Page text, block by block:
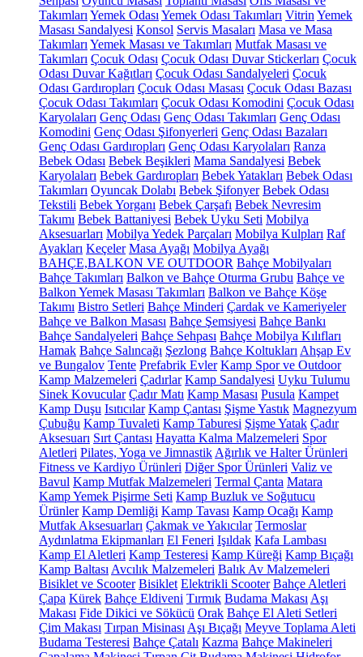
Takımları Yemek Odası Yemek Odası Takımları Vitrin Yemek
Masası Sandalyesi Konsol Servis Masaları Masa ve Masa
Takımları Yemek Masası ve Takımları Mutfak Masası ve
Takımları Çocuk Odası Çocuk Odası Duvar Stickerları Çocuk
Odası Duvar Kağıtları Çocuk Odası Sandalyeleri Çocuk
Odası Gardıropları Çocuk Odası Masası Çocuk Odası Bazası
Çocuk Odası Takımları Çocuk Odası Komodini Çocuk Odası
Karyolaları Genç Odası Genç Odası Takımları Genç Odası
Komodini Genç Odası Şifonyerleri Genç Odası Bazaları
Genç Odası Gardıropları Genç Odası Karyolaları Ranza
Bebek Odası Bebek Beşikleri Mama Sandalyesi Bebek
Karyolaları Bebek Gardıropları Bebek Yatakları Bebek Odası
Takımları Oyuncak Dolabı Bebek Şifonyer Bebek Odası
Tekstili Bebek Yorganı Bebek Çarşafı Bebek Nevresim
Takımı Bebek Battaniyesi Bebek Uyku Seti Mobilya
Aksesuarları Mobilya Yedek Parçaları Mobilya Kulpları Raf
Ayakları Keçeler Masa Ayağı Mobilya Ayağı
BAHÇE,BALKON VE OUTDOOR Bahçe Mobilyaları
Bahçe Takımları Balkon ve Bahçe Oturma Grubu Bahçe ve
Balkon Yemek Masası Takımları Balkon ve Bahçe Köşe
Takımı Bistro Setleri Bahçe Minderi Çardak ve Kameriyeler
Bahçe ve Balkon Masası Bahçe Şemsiyesi Bahçe Bankı
Bahçe Sandalyeleri Bahçe Sehpası Bahçe Mobilya Kılıfları
Hamak Bahçe Salıncağı Şezlong Bahçe Koltukları Ahşap Ev
ve Bungalov Tente Prefabrik Evler Kamp Spor ve Outdoor
Kamp Malzemeleri Çadırlar Kamp Sandalyesi Uyku Tulumu
Sinek Kovucular Çadır Matı Kamp Masası Pusula Kampet
Kamp Duşu Isıtıcılar Kamp Çantası Şişme Yastık Magnezyum
Çubuğu Kamp Tuvaleti Kamp Taburesi Şişme Yatak Çadır
Aksesuarı Sırt Çantası Hayatta Kalma Malzemeleri Spor
Aletleri Pilates, Yoga ve Jimnastik Ağırlık ve Halter Ürünleri
Fitness ve Kardiyo Ürünleri Diğer Spor Ürünleri Valiz ve
Bavul Kamp Mutfak Malzemeleri Termal Çanta Matara
Kamp Yemek Pişirme Seti Kamp Buzluk ve Soğutucu
Ürünler Kamp Demliği Kamp Tavası Kamp Ocağı Kamp
Mutfak Aksesuarları Çakmak ve Yakıcılar Termoslar
Aydınlatma Ekipmanları El Feneri Işıldak Kafa Lambası
Kamp El Aletleri Kamp Testeresi Kamp Küreği Kamp Bıçağı
Kamp Baltası Avcılık Malzemeleri Balık Av Malzemeleri
Bisiklet ve Scooter Bisiklet Elektrikli Scooter Bahçe Aletleri
Çapa Kürek Bahçe Eldiveni Tırmık Budama Makası Aşı
Makası Fide Dikici ve Sökücü Orak Bahçe El Aleti Setleri
Çim Makası Tırpan Misinası Aşı Bıçağı Meyve Toplama Aleti
Budama Testeresi Bahçe Çatalı Kazma Bahçe Makineleri